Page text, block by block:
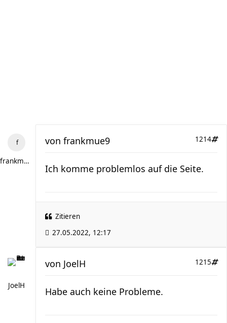
frankmue9
1214
von frankmue9
Ich komme problemlos auf die Seite.
Zitieren
27.05.2022, 12:17
JoelH
1215
von JoelH
Habe auch keine Probleme.